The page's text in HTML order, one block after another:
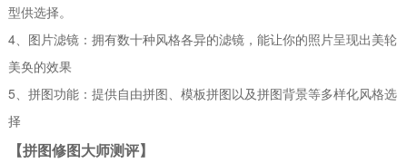
型供选择。
4、图片滤镜：拥有数十种风格各异的滤镜，能让你的照片呈现出美轮
美奂的效果
5、拼图功能：提供自由拼图、模板拼图以及拼图背景等多样化风格选
择
【拼图修图大师测评】